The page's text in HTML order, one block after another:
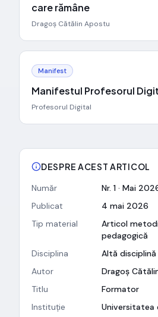
care rămâne
Dragoș Cătălin Apostu
Manifest
Manifestul Profesorul
Profesorul Digital
DESPRE ACEST ARTICOL
Număr
Nr. 1 · Mai
Publicat
4 mai 2026
Tip material
Articol
pedagogică
Disciplina
Altă disciplină
Autor
Dragoș
Titlu
Formator
Instituție
Universitatea